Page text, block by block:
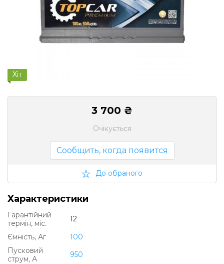
Хіт
3 700 ₴
Очікується
Сообщить, когда появится
До обраного
Характеристики
Гарантійний
термін, міс.
12
Ємність, Аг
100
Пусковий
струм, А
950